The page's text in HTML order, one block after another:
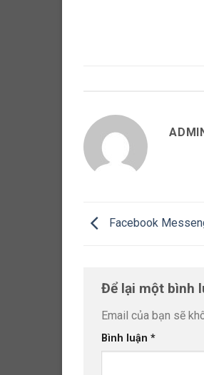
Facebook
Để lại một bình
Email của bạn sẽ
Bình luận *